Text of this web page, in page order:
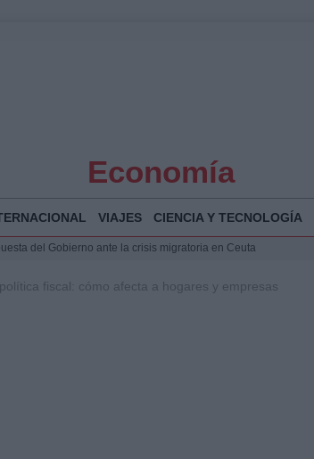
Economía
VIAJES CIENCIA Y TECNOLOGÍA
del Gobierno ante la crisis migratoria en Ceuta
Jesús Vivas en Palma para analizar la situación en Ceuta
fiscal: cómo afecta a hogares y empresas